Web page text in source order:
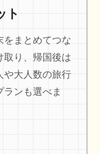
ト
をまとめてつな
取り、帰国後は
や大人数の旅行
ンも選べま